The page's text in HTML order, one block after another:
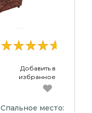
Добавить в
избранное
Спальное место: